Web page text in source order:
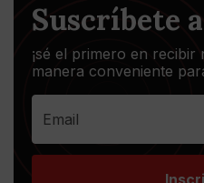
Suscríbete
¡sé el primero en recibir
manera conveniente